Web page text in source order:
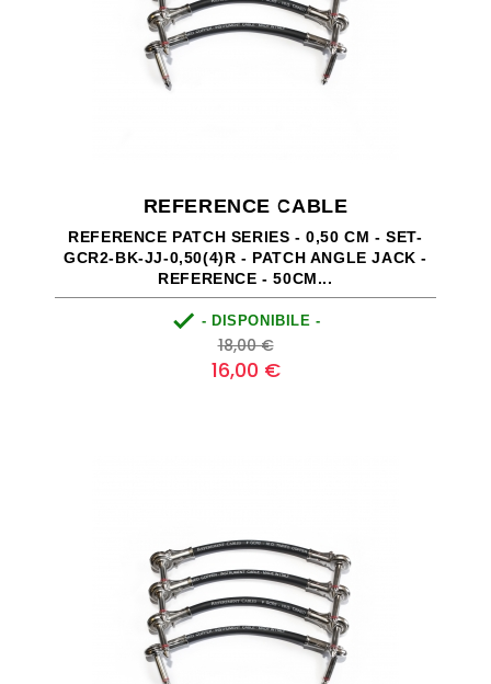
REFERENCE CABLE
REFERENCE PATCH SERIES - 0,50 CM - SET-
GCR2-BK-JJ-0,50(4)R - PATCH ANGLE JACK -
REFERENCE - 50CM...
 - DISPONIBILE -
Prezzo
base
18,00 €Prezzo
16,00 €